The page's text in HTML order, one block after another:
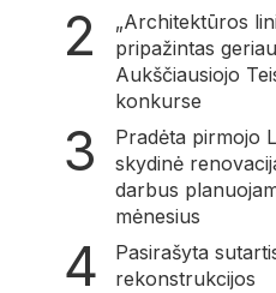
„Architektūros
pripažintas
Aukščiausiojo
konkurse
Pradėta pirmojo
skydinė
darbus
mėnesius
Pasirašyta
rekonstrukcijos